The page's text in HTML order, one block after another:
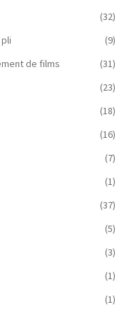
(32)
(9)
de films
(31)
(23)
(18)
(16)
(7)
(1)
(37)
(5)
(3)
(1)
(1)